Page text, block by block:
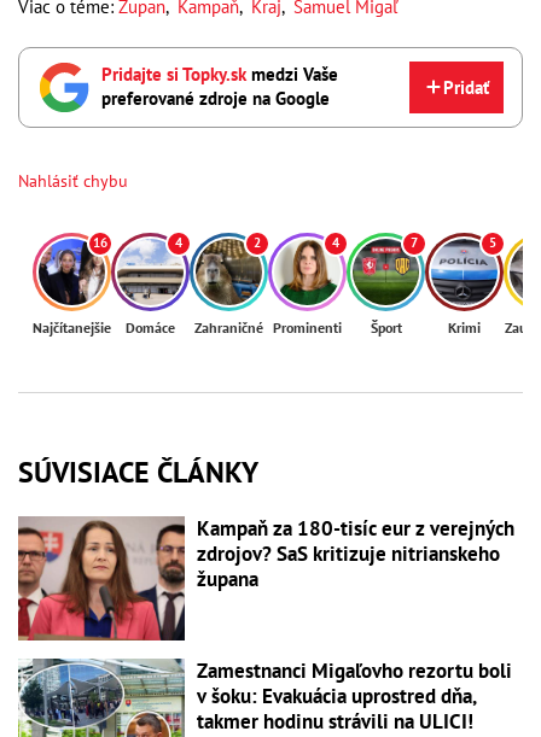
Viac o téme: Župan, Kampaň, Kraj, Samuel Migaľ
Pridajte si Topky.skmedzi Vaše
preferované zdroje na Google
Pridať
Nahlásiť chybu
16
Najčítanejšie
4
Domáce
2
Zahraničné
4
Prominenti
7
Šport
5
Krimi
SÚVISIACE ČLÁNKY
Kampaň za 180-tisíc eur z verejných
zdrojov? SaS kritizuje nitrianskeho
župana
Zamestnanci Migaľovho rezortu boli
v šoku: Evakuácia uprostred dňa,
takmer hodinu strávili na ULICI!